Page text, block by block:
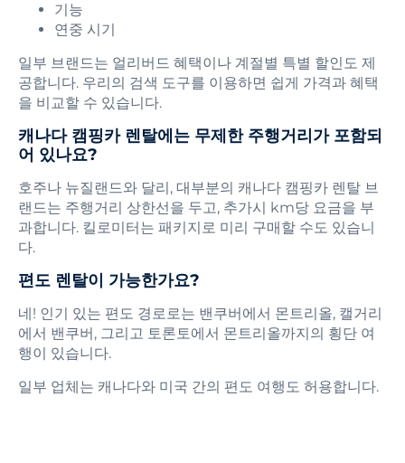
기능
연중 시기
일부 브랜드는 얼리버드 혜택이나 계절별 특별 할인도 제
공합니다. 우리의 검색 도구를 이용하면 쉽게 가격과 혜택
을 비교할 수 있습니다.
캐나다 캠핑카 렌탈에는 무제한 주행거리가 포함되
어 있나요?
호주나 뉴질랜드와 달리, 대부분의 캐나다 캠핑카 렌탈 브
랜드는 주행거리 상한선을 두고, 추가시 km당 요금을 부
과합니다. 킬로미터는 패키지로 미리 구매할 수도 있습니
다.
편도 렌탈이 가능한가요?
네! 인기 있는 편도 경로로는 밴쿠버에서 몬트리올, 캘거리
에서 밴쿠버, 그리고 토론토에서 몬트리올까지의 횡단 여
행이 있습니다.
일부 업체는 캐나다와 미국 간의 편도 여행도 허용합니다.